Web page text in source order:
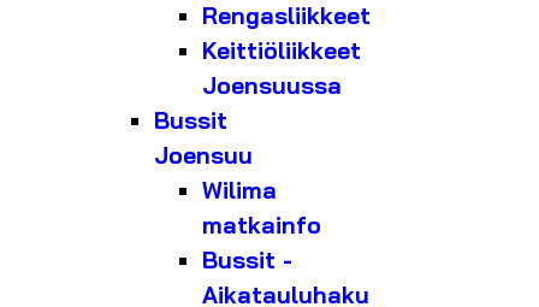
Rengasliikkeet
Keittiöliikkeet
Joensuussa
Bussit
Joensuu
Wilima
matkainfo
Bussit -
Aikatauluhaku